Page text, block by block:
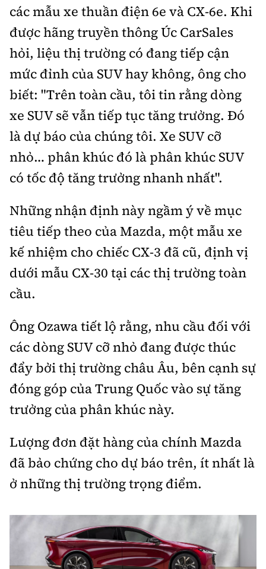
các mẫu xe thuần điện 6e và CX-6e. Khi
được hãng truyền thông Úc CarSales
hỏi, liệu thị trường có đang tiếp cận
mức đỉnh của SUV hay không, ông cho
biết: "Trên toàn cầu, tôi tin rằng dòng
xe SUV sẽ vẫn tiếp tục tăng trưởng. Đó
là dự báo của chúng tôi. Xe SUV cỡ
nhỏ… phân khúc đó là phân khúc SUV
có tốc độ tăng trưởng nhanh nhất".
Những nhận định này ngầm ý về mục
tiêu tiếp theo của Mazda, một mẫu xe
kế nhiệm cho chiếc CX-3 đã cũ, định vị
dưới mẫu CX-30 tại các thị trường toàn
cầu.
Ông Ozawa tiết lộ rằng, nhu cầu đối với
các dòng SUV cỡ nhỏ đang được thúc
đẩy bởi thị trường châu Âu, bên cạnh sự
đóng góp của Trung Quốc vào sự tăng
trưởng của phân khúc này.
Lượng đơn đặt hàng của chính Mazda
đã bảo chứng cho dự báo trên, ít nhất là
ở những thị trường trọng điểm.